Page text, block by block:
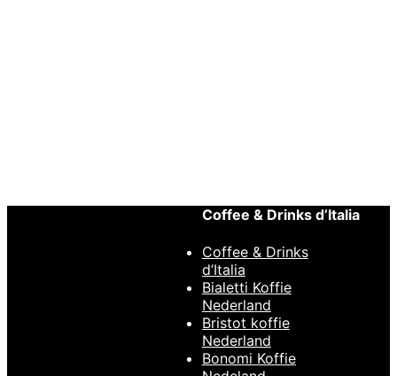
Coffee & Drinks d’Italia
Coffee & Drinks
d’Italia
Bialetti Koffie
Nederland
Bristot koffie
Nederland
Bonomi Koffie